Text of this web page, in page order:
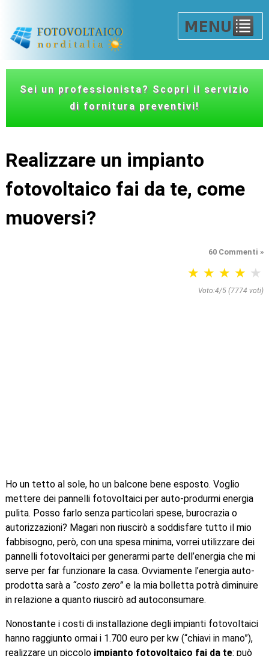
Sei un professionista? Scopri il servizio
di fornitura preventivi!
Realizzare un impianto
fotovoltaico fai da te, come
muoversi?
60 Commenti »
Voto:4/5 (7774 voti)
Ho un tetto al sole, ho un balcone bene esposto. Voglio
mettere dei pannelli fotovoltaici per auto-produrmi energia
pulita. Posso farlo senza particolari spese, burocrazia o
autorizzazioni? Magari non riuscirò a soddisfare tutto il mio
fabbisogno, però, con una spesa minima, vorrei utilizzare dei
pannelli fotovoltaici per generarmi parte dell’energia che mi
serve per far funzionare la casa. Ovviamente l’energia auto-
prodotta sarà a “costo zero”e la mia bolletta potrà diminuire
in relazione a quanto riuscirò ad autoconsumare.
Nonostante i costi di installazione degli impianti fotovoltaici
hanno raggiunto ormai i 1.700 euro per kw (“chiavi in mano”),
realizzare un piccolo impianto fotovoltaico fai da te: può